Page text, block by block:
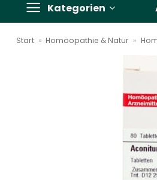
Kategorien
Start » Homöopathie & Natur »